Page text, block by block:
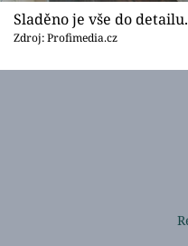
Sladěno je vše do detailu.
Zdroj: Profimedia.cz